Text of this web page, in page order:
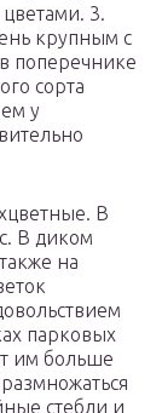
3.
крупным с
поперечнике
сорта
у
В
В диком
на
парковых
им больше
стебли и